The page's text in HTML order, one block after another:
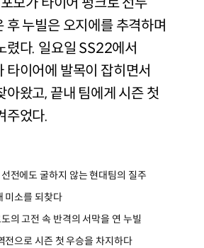
후 누빌은 오지에를 추격하며
렸다. 일요일 SS22에서
타이어에 발목이 잡히면서
아왔고, 끝내 팀에게 시즌 첫
주었다.
전에도 굴하지 않는 현대팀의 질주
미소를 되찾다
의 고전 속 반격의 서막을 연 누빌
전으로 시즌 첫 우승을 차지하다